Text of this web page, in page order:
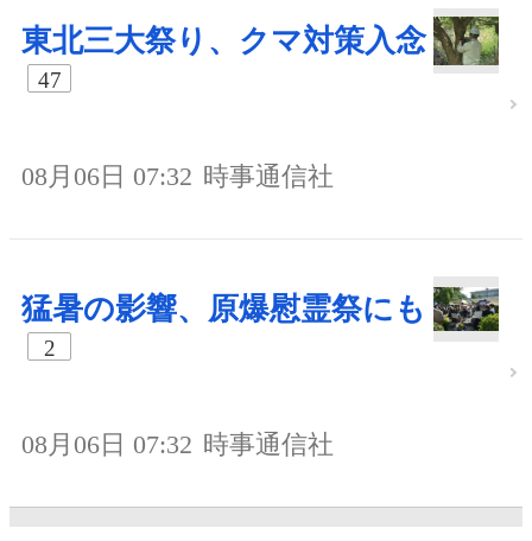
東北三大祭り、クマ対策入念
47
08月06日 07:32 時事通信社
猛暑の影響、原爆慰霊祭にも
2
08月06日 07:32 時事通信社